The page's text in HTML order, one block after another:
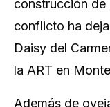
construcción de
conflicto ha
Daisy del
la ART en
Además de